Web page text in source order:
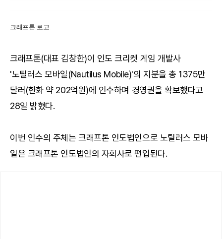
크래프톤 로고.
크래프톤(대표 김창한)이 인도 크리켓 게임 개발사
'노틸러스 모바일(Nautilus Mobile)'의 지분을 총 1375만
달러(한화 약 202억원)에 인수하며 경영권을 확보했다고
28일 밝혔다.
이번 인수의 주체는 크래프톤 인도법인으로 노틸러스 모바
일은 크래프톤 인도법인의 자회사로 편입된다.